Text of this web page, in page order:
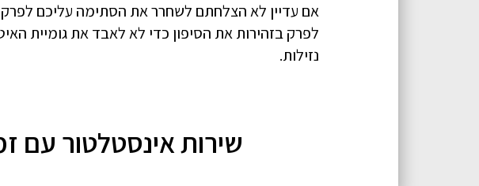
אם עדיין לא הצלחתם לשחרר את הסתימה עליכם לפרק
לפרק בזהירות את הסיפון כדי לא לאבד את גומיית
נזילות.
שירות אינסטלטור עם זמינות של 24/7